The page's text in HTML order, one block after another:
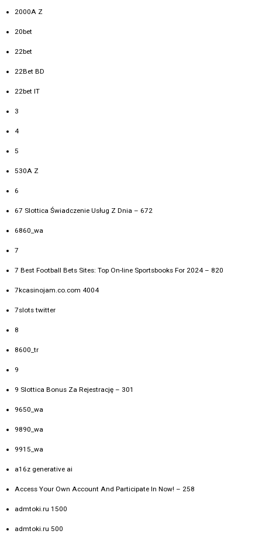
2000A Z
20bet
22bet
22Bet BD
22bet IT
3
4
5
530A Z
6
67 Slottica Świadczenie Usług Z Dnia – 672
6860_wa
7
7 Best Football Bets Sites: Top On-line Sportsbooks For 2024 – 820
7kcasinojam.co.com 4004
7slots twitter
8
8600_tr
9
9 Slottica Bonus Za Rejestrację – 301
9650_wa
9890_wa
9915_wa
a16z generative ai
Access Your Own Account And Participate In Now! – 258
admtoki.ru 1500
admtoki.ru 500